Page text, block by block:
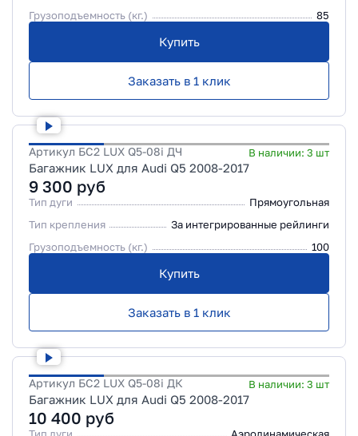
Грузоподъемность (кг.)
85
Купить
Заказать в 1 клик
Артикул БС2 LUX Q5-08i ДЧ В наличии: 3 шт
Багажник LUX для Audi Q5 2008-2017
9 300 руб
Тип дуги
Прямоугольная
Тип крепления
За интегрированные рейлинги
Грузоподъемность (кг.)
100
Купить
Заказать в 1 клик
Артикул БС2 LUX Q5-08i ДК В наличии: 3 шт
Багажник LUX для Audi Q5 2008-2017
10 400 руб